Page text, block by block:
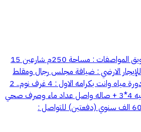
فيلا للايجار الموقع : حي طويق المواصفات : مساحة 250م شارعين 15
الارضي : ضيافة مجلس رجال ومقلط
ومجلس نساء ومطبخ و2 دورة مياه وانت بكرامه الاول : 4 غرف نوم.. 2
منهم ماستر 1 رئيسية والثانيه 4*3 + صاله واصل عداد ماء وصرف صحي
وانت بكرامه قيمة الايجار : 60 الف سنوي (دفعتين) للتواصل :